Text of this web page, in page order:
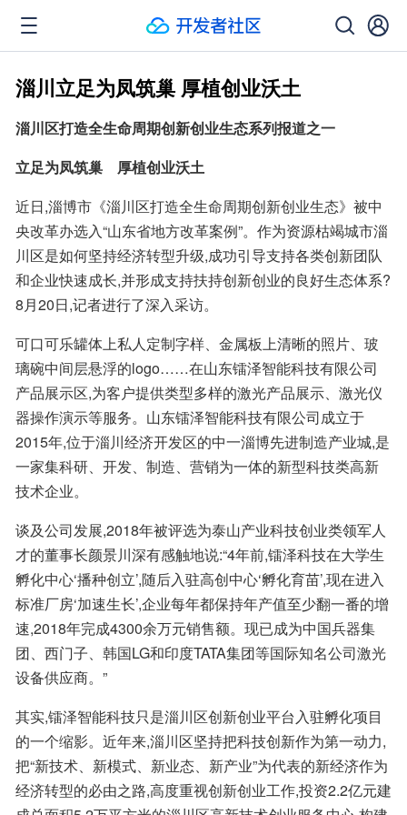
淄川立足为凤筑巢 厚植创业沃土
淄川区打造全生命周期创新创业生态系列报道之一
立足为凤筑巢　厚植创业沃土
近日,淄博市《淄川区打造全生命周期创新创业生态》被中
央改革办选入“山东省地方改革案例”。作为资源枯竭城市淄
川区是如何坚持经济转型升级,成功引导支持各类创新团队
和企业快速成长,并形成支持扶持创新创业的良好生态体系?
8月20日,记者进行了深入采访。
可口可乐罐体上私人定制字样、金属板上清晰的照片、玻
璃碗中间层悬浮的logo……在山东镭泽智能科技有限公司
产品展示区,为客户提供类型多样的激光产品展示、激光仪
器操作演示等服务。山东镭泽智能科技有限公司成立于
2015年,位于淄川经济开发区的中一淄博先进制造产业城,是
一家集科研、开发、制造、营销为一体的新型科技类高新
技术企业。
谈及公司发展,2018年被评选为泰山产业科技创业类领军人
才的董事长颜景川深有感触地说:“4年前,镭泽科技在大学生
孵化中心‘播种创立’,随后入驻高创中心‘孵化育苗’,现在进入
标准厂房‘加速生长’,企业每年都保持年产值至少翻一番的增
速,2018年完成4300余万元销售额。现已成为中国兵器集
团、西门子、韩国LG和印度TATA集团等国际知名公司激光
设备供应商。”
其实,镭泽智能科技只是淄川区创新创业平台入驻孵化项目
的一个缩影。近年来,淄川区坚持把科技创新作为第一动力,
把“新技术、新模式、新业态、新产业”为代表的新经济作为
经济转型的必由之路,高度重视创新创业工作,投资2.2亿元建